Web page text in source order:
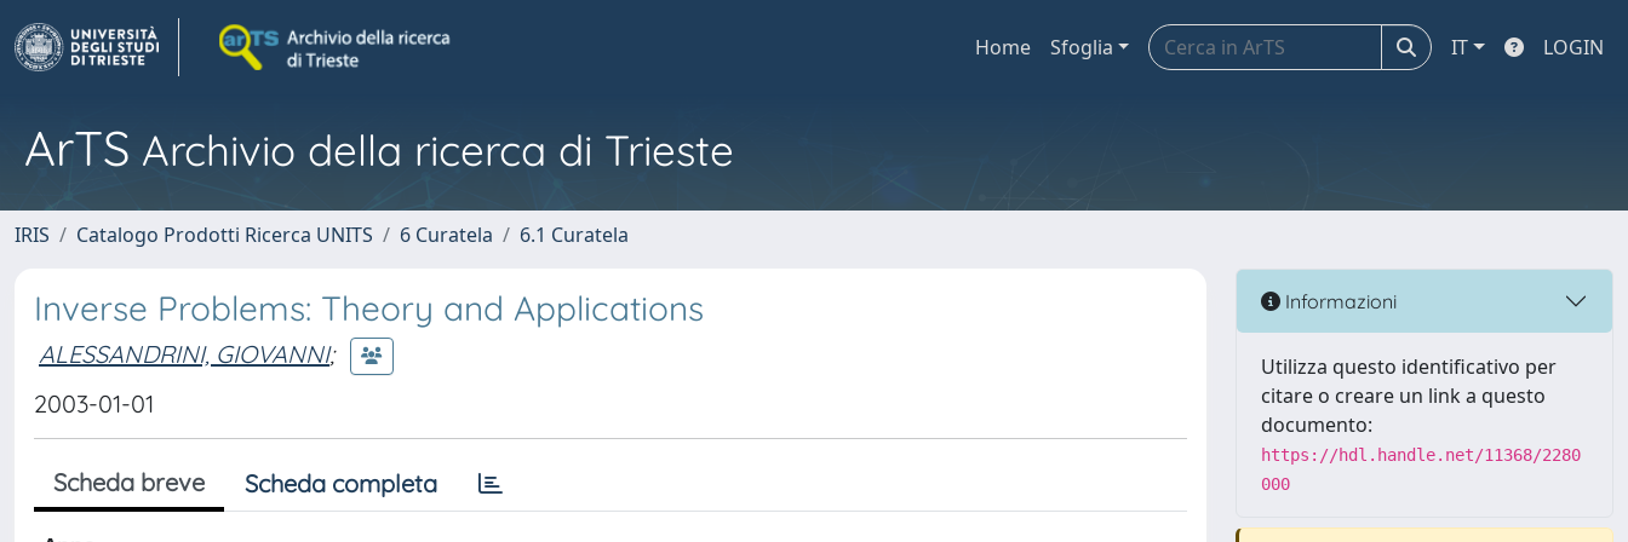
Home Sfoglia IT LOGIN
ArTS Archivio della ricerca di Trieste
IRIS Catalogo Prodotti Ricerca UNITS 6 Curatela 6.1 Curatela
Inverse Problems: Theory and Applications
ALESSANDRINI, GIOVANNI;
2003-01-01
Scheda breve Scheda completa
Informazioni
Utilizza questo identificativo per
citare o creare un link a questo
documento:
https://hdl.handle.net/11368/2280
000